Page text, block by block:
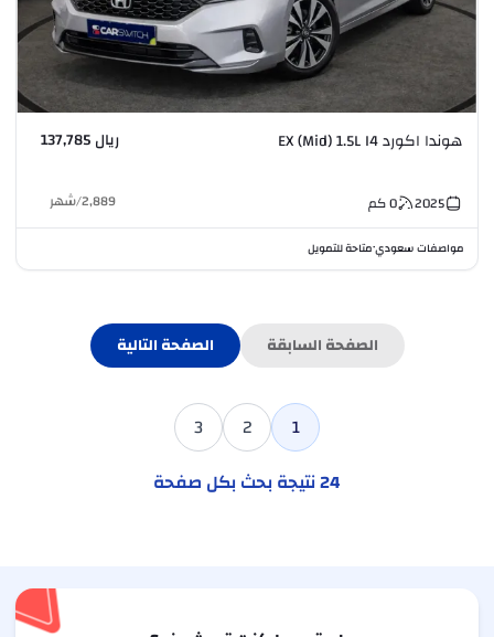
هوندا اكورد EX (Mid) 1.5L I4 ريال 137,785
2025
0كم 2,889
/شهر
مواصفات سعودي•متاحة للتمويل
الصفحة السابقة الصفحة التالية
1
2
3
24نتيجة بحث بكل صفحة